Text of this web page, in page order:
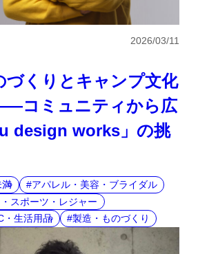
づくりとキャンプ文化
コミュニティから広
design works」の挑
2026/03/11
満
アパレル・美容・ブライダル
スポーツ・レジャー
・生活用品
製造・ものづくり